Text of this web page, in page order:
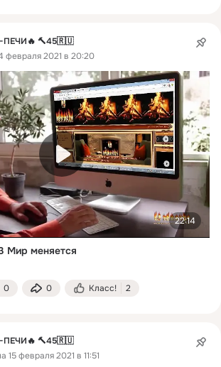
🔨45🇷🇺
февраля 2021 в 20:20
22:14
Мир меняется
0 0 Класс! 2
🔨45🇷🇺
15 февраля 2021 в 11:51